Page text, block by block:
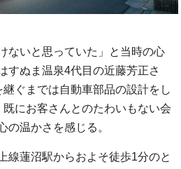
ないと思っていた」と当時の心
すぬま温泉4代目の近藤芳正さ
ぐまでは自動車部品の設計をし
にお客さんとのたわいもない会
の温かさを感じる。
線蓮沼駅からおよそ徒歩1分のと